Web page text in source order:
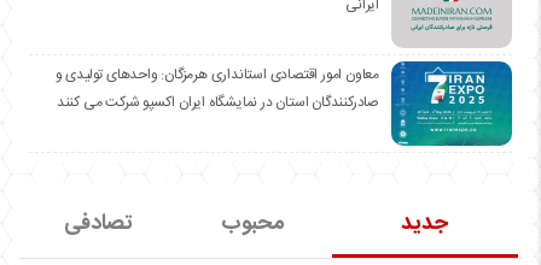
معاون امور اقتصادی استانداری هرمزگان: واحدهای تولیدی و
صادرکنندگان استان در نمایشگاه ایران اکسپو شرکت می کنند
جدید محبوب تصادفی